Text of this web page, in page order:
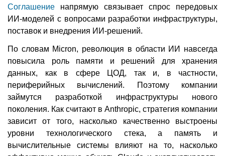
Соглашение напрямую связывает спрос передовых
ИИ-моделей с вопросами разработки инфраструктуры,
поставок и внедрения ИИ-решений.
По словам Micron, революция в области ИИ навсегда
повысила роль памяти и решений для хранения
данных, как в сфере ЦОД, так и, в частности,
периферийных вычислений. Поэтому компании
займутся разработкой инфраструктуры нового
поколения. Как считают в Anthropic, стратегия компании
зависит от того, насколько качественно выстроены
уровни технологического стека, а память и
вычислительные системы влияют на то, насколько